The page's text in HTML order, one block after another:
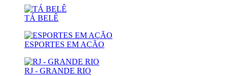
TÁ BELÊ
ESPORTES EM AÇÃO
RJ - GRANDE RIO